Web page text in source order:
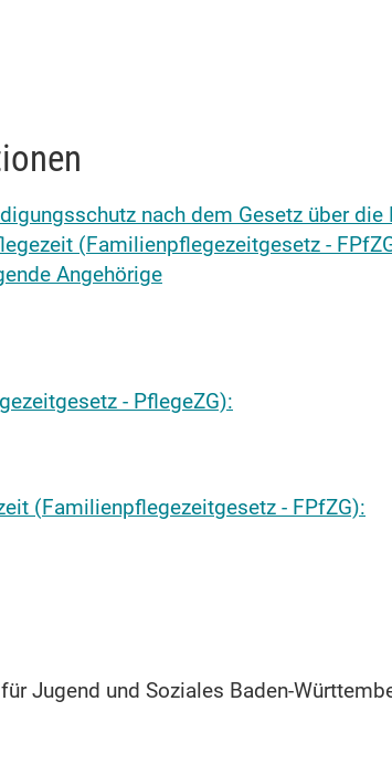
nach dem Gesetz über
(Familienpflegezeitgesetz -
Angehörige
- PflegeZG):
(Familienpflegezeitgesetz - FPfZG):
Jugend und Soziales Baden-